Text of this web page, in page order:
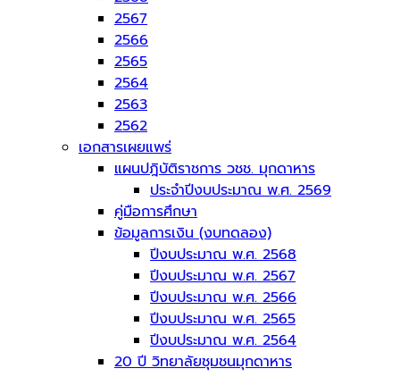
2567
2566
2565
2564
2563
2562
เอกสารเผยแพร่
แผนปฎิบัติราชการ วชช. มุกดาหาร
ประจำปีงบประมาณ พ.ศ. 2569
คู่มือการศึกษา
ข้อมูลการเงิน (งบทดลอง)
ปีงบประมาณ พ.ศ. 2568
ปีงบประมาณ พ.ศ. 2567
ปีงบประมาณ พ.ศ. 2566
ปีงบประมาณ พ.ศ. 2565
ปีงบประมาณ พ.ศ. 2564
20 ปี วิทยาลัยชุมชนมุกดาหาร